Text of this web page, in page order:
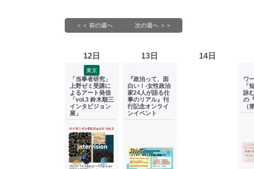
＜＜ 前の週へ 次の週へ ＞＞
12日
東京
「当事者研究」
上野ゼミ受講に
よるアート発信
「vol.3 鈴木順三
インタビジョン
展」
13日
『政治って、面
白い！-女性政治
家24人が語る仕
事のリアル』刊
行記念オンライ
ンイベント
14日
ワ
「
詠
の
（